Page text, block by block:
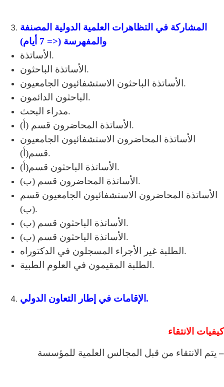
المشاركة في التظاهرات العلمية الدولية المصنفة
والمفهرسة (<= 7 أيام)
الأساتذة.
الأساتذة الباحثون.
الأساتذة الباحثون الاستشفائيون الجامعيون.
الباحثون الدائمون.
مدراء البحث.
الأساتذة المحاضرون قسم (أ).
الأساتذة المحاضرون الاستشفائيون الجامعيون
قسم(أ).
الأساتذة الباحثون قسم(أ).
الأساتذة المحاضرون قسم (ب).
الأساتذة المحاضرون الاستشفائيون الجامعيون قسم
(ب).
الأساتذة الباحثون قسم (ب).
الأساتذة الباحثون قسم (ب).
الطلبة غير الأجراء المسجلون في الدكتوراه.
الطلبة المقيمون في العلوم الطبية.
الإقامات في إطار التعاون الدولي.
كيفيات الانتقاء
– يتم الانتقاء من قبل المجالس العلمية للمؤسسة